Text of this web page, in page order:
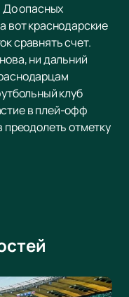
До опасных
вот краснодарские
сравнять счет.
ни дальний
клуб
в плей-офф
отметку